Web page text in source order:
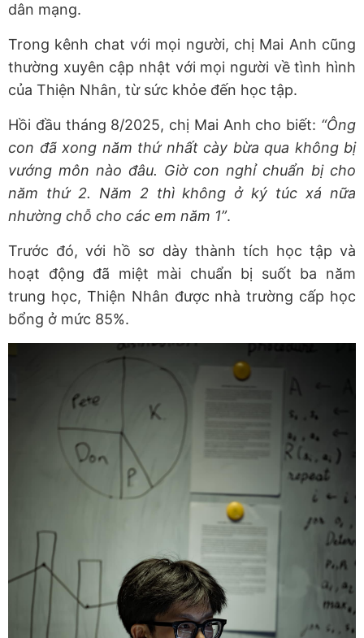
dân mạng.
Trong kênh chat với mọi người, chị Mai Anh cũng
thường xuyên cập nhật với mọi người về tình hình
của Thiện Nhân, từ sức khỏe đến học tập.
Hồi đầu tháng 8/2025, chị Mai Anh cho biết: “Ông
con đã xong năm thứ nhất cày bừa qua không bị
vướng môn nào đâu. Giờ con nghỉ chuẩn bị cho
năm thứ 2. Năm 2 thì không ở ký túc xá nữa
nhường chỗ cho các em năm 1”.
Trước đó, với hồ sơ dày thành tích học tập và
hoạt động đã miệt mài chuẩn bị suốt ba năm
trung học, Thiện Nhân được nhà trường cấp học
bổng ở mức 85%.